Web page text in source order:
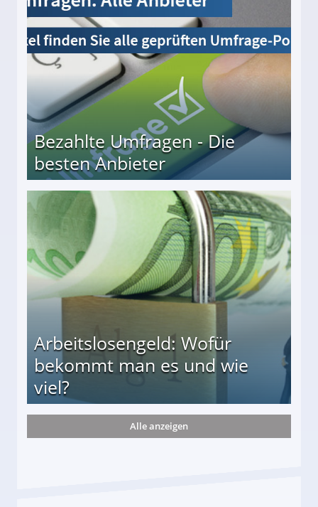
Bezahlte Umfragen - Die
besten Anbieter
Arbeitslosengeld: Wofür
bekommt man es und wie
viel?
und wie viel?
Alle anzeigen